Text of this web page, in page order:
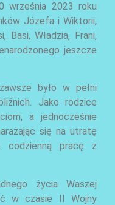
września 2023 roku
Józefa i Wiktorii,
Basi, Władzia, Frani,
jeszcze
było w pełni
Jako rodzice
a jednocześnie
się na utratę
codzienną pracę z
życia Waszej
w czasie II Wojny